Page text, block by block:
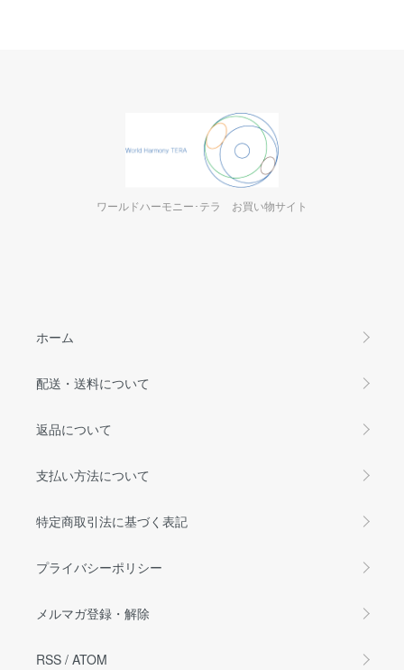
ワールドハーモニー･テラ お買い物サイト
ホーム
配送・送料について
返品について
支払い方法について
特定商取引法に基づく表記
プライバシーポリシー
メルマガ登録・解除
RSS / ATOM